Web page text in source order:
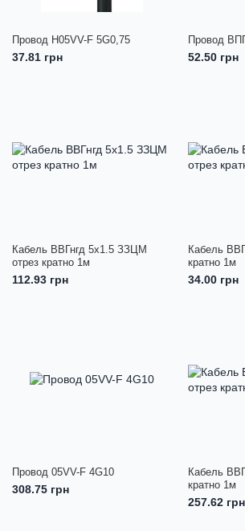
Провод H05VV-F 5G0,75
37.81 грн
Провод
52.50 грн
Кабель ВВГнгд 5х1.5 ЗЗЦМ
отрез кратно 1м
112.93 грн
Кабель
кратно 1м
34.00 грн
Провод 05VV-F 4G10
308.75 грн
Кабель
кратно 1м
257.62 грн